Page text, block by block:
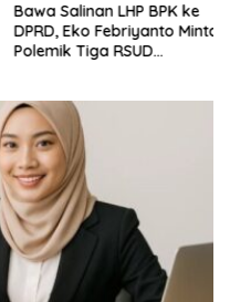
Bawa Salinan LHP BPK ke
DPRD, Eko Febriyanto Minta
Polemik Tiga RSUD